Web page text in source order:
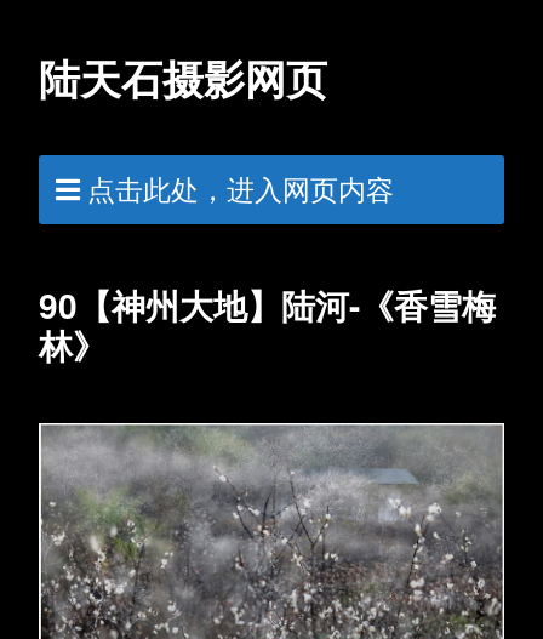
陆天石摄影网页
点击此处，进入网页内容
90【神州大地】陆河-《香雪梅
林》